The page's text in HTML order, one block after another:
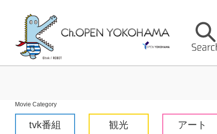
Movie Category
tvk番組 観光 アート